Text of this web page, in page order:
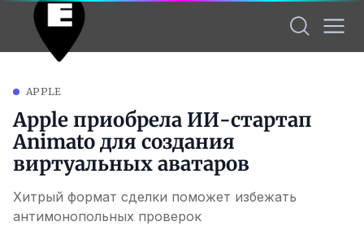
APPLE
Apple приобрела ИИ-стартап
Animato для создания
виртуальных аватаров
Хитрый формат сделки поможет избежать
антимонопольных проверок